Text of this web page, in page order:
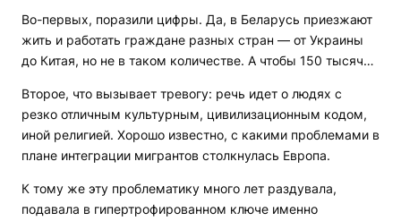
Во-первых, поразили цифры. Да, в Беларусь приезжают
жить и работать граждане разных стран — от Украины
до Китая, но не в таком количестве. А чтобы 150 тысяч…
Второе, что вызывает тревогу: речь идет о людях с
резко отличным культурным, цивилизационным кодом,
иной религией. Хорошо известно, с какими проблемами в
плане интеграции мигрантов столкнулась Европа.
К тому же эту проблематику много лет раздувала,
подавала в гипертрофированном ключе именно